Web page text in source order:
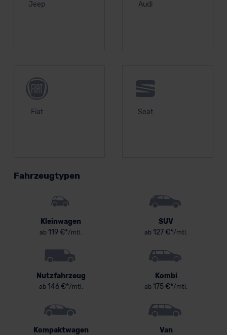
Jeep Audi
Fiat Seat
Fahrzeugtypen
Kleinwagen
ab 119 €*/mtl.
SUV
ab 127 €*/mtl.
Nutzfahrzeug
ab146 €*/mtl.
Kombi
ab 175 €*/mtl.
Kompaktwagen Van